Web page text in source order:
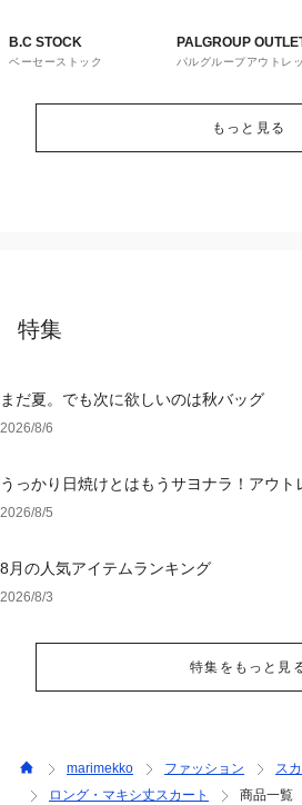
B.C STOCK
ベーセーストック
PALGROUP
パルグループアウトレ
もっと見る
特集
まだ夏。でも次に欲しいのは秋バッグ
2026/8/6
うっかり日焼けとはもうサヨナラ！アウト
ェア
2026/8/5
8月の人気アイテムランキング
2026/8/3
特集をもっと見
marimekko ファッション
ス
ロング・マキシ丈スカート
商品一覧